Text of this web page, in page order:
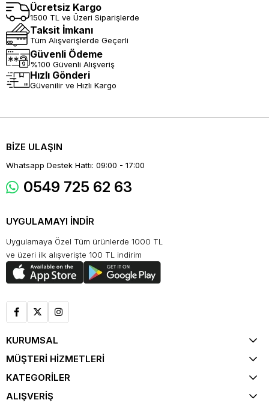
Ücretsiz Kargo
1500 TL ve Üzeri Siparişlerde
Taksit İmkanı
Tüm Alışverişlerde Geçerli
Güvenli Ödeme
%100 Güvenli Alışveriş
Hızlı Gönderi
Güvenilir ve Hızlı Kargo
BİZE ULAŞIN
Whatsapp Destek Hattı: 09:00 - 17:00
0549 725 62 63
UYGULAMAYI İNDİR
Uygulamaya Özel Tüm ürünlerde 1000 TL
ve üzeri ilk alışverişte 100 TL indirim
KURUMSAL
MÜŞTERİ HİZMETLERİ
KATEGORİLER
ALIŞVERİŞ